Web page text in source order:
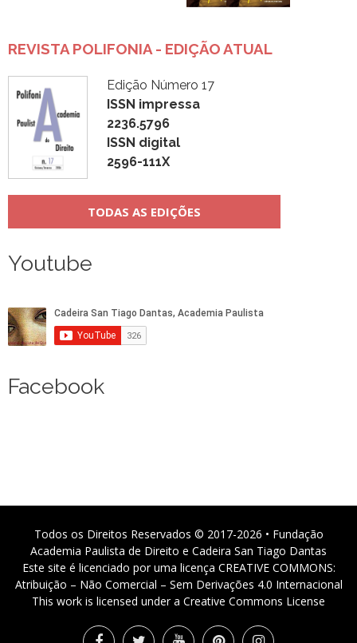
REVISTA POLIFONIA - EDIÇÃO ATUAL
Edição Número 17
ISSN impressa
2236.5796
ISSN digital
2596-111X
TODAS AS EDIÇÕES
Youtube
Facebook
Todos os Direitos Reservados © 2017-2026 • Fundação
Academia Paulista de Direito e Cadeira San Tiago Dantas
Este site é licenciado por uma licença CREATIVE COMMONS:
Atribuição – Não Comercial – Sem Derivações 4.0 Internacional
This work is licensed under a Creative Commons License